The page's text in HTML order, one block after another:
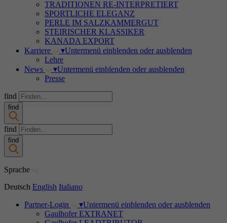
TRADITIONEN RE-INTERPRETIERT
SPORTLICHE ELEGANZ
PERLE IM SALZKAMMERGUT
STEIRISCHER KLASSIKER
KANADA EXPORT
Karriere
▾Untermenü einblenden oder ausblenden
Lehre
News
▾Untermenü einblenden oder ausblenden
Presse
find
find
find
find
Sprache
Deutsch English Italiano
Partner-Login ▾Untermenü einblenden oder ausblenden
Gaulhofer EXTRANET